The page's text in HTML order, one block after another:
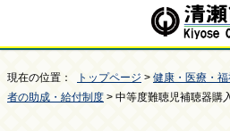
現在の位置： トップページ > 健康・医療・福
者の助成・給付制度 > 中等度難聴児補聴器購